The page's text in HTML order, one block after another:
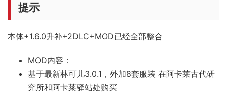
提示
本体+1.6.0升补+2DLC+MOD已经全部整合
MOD内容：
基于最新林可儿3.0.1，外加8套服装 在阿卡莱古代研
究所和阿卡莱驿站处购买